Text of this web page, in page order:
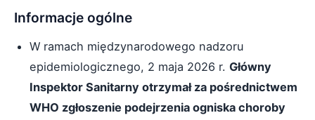
Informacje ogólne
W ramach międzynarodowego nadzoru
epidemiologicznego, 2 maja 2026 r. Główny
Inspektor Sanitarny otrzymał za pośrednictwem
WHO zgłoszenie podejrzenia ogniska choroby